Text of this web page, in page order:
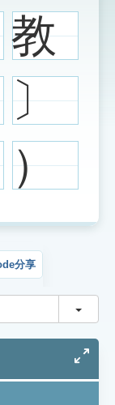
示
示
教
〕
）
分享
切換